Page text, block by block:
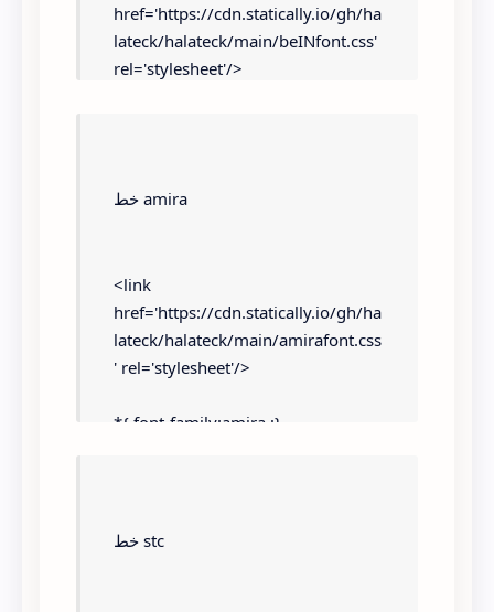
href='https://cdn.statically.io/gh/ha
lateck/halateck/main/beINfont.css'
rel='stylesheet'/>
خط amira
<link
href='https://cdn.statically.io/gh/ha
lateck/halateck/main/amirafont.css
' rel='stylesheet'/>
*{ font-family:amira ;}
خط stc